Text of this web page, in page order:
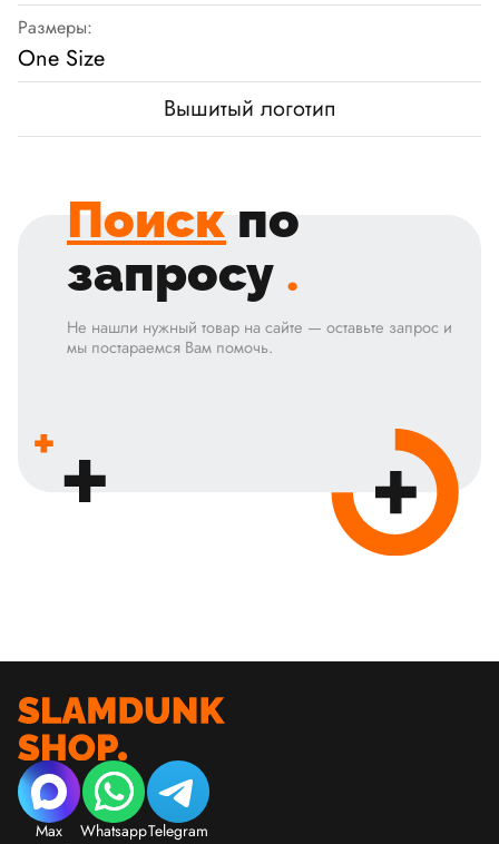
Размеры:
One Size
Вышитый логотип
Поиск по
запросу .
Не нашли нужный товар на сайте — оставьте запрос и
мы постараемся Вам помочь.
Max WhatsappTelegram